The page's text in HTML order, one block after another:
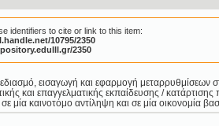
identifiers to cite or link to this item:
10795/2350
2350
εισαγωγή και εφαρμογή μεταρρυθμίσεων
και επαγγελματικής εκπαίδευσης /
καινοτόμο αντίληψη και σε μία οικονομία